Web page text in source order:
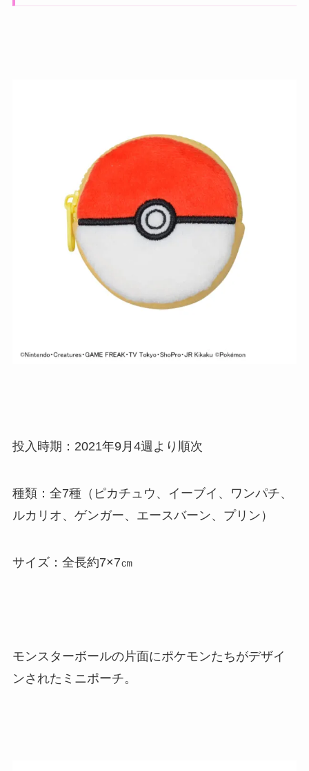
投入時期：2021年9月4週より順次
種類：全7種（ピカチュウ、イーブイ、ワンパチ、
ルカリオ、ゲンガー、エースバーン、プリン）
サイズ：全長約7×7㎝
モンスターボールの片面にポケモンたちがデザイ
ンされたミニポーチ。